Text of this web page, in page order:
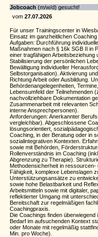
Jobcoach (m/w/d) gesucht!
vom 27.07.2026
Für unser Trainingscenter in
Einsatz im ganzheitlichen Coaching
Aufgaben: Durchführung
Maßnahmen nach § 16k SGB II in
einer tragfähigen Arbeitsbeziehung
Stabilisierung der persönlichen
Bewältigung individueller
Selbstorganisation). Aktivierung
Richtung Arbeit oder Ausbildung.
Behördenangelegenheiten,
Lebensumfeld der Teilnehmenden
nachvollziehbare Dokumentation
Zusammenarbeit mit relevanten
interne Ansprechpersonen).
Anforderungen: Anerkannter
vergleichbar). Abgeschlossene
lösungsorientiert,
Coaching, in der Beratung oder in
sozialintegrativen Kontexten.
sowie mit Behörden,
Rollenverständnis im Coaching
Abgrenzung zu Therapie).
Methodensicherheit in ressourcen-
Fähigkeit, komplexe Lebenslagen
Unterstützungsansätze zu
sowie hohe Belastbarkeit und
Arbeitsmitteln sowie mit digitaler,
reflektierter Umgang mit
Bereitschaft zur regelmäßigen
Coachingpraxis.
Die Coachings finden
Bedarf im aufsuchenden Kontext
oder Monate mit regelmäßig
Min. pro Woche).